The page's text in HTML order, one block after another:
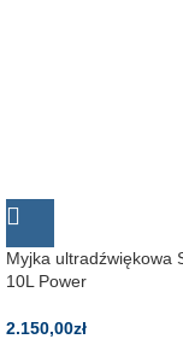
Myjka ultradźwiękowa
10L Power
2.150,00zł